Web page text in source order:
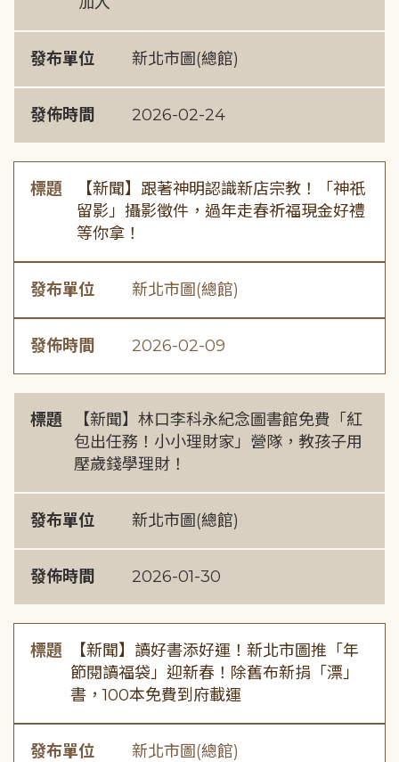
發布單位 新北市圖(總館)
發佈時間 2026-02-24
標題
【新聞】跟著神明認識新店宗教！「神祇
留影」攝影徵件，過年走春祈福現金好禮
等你拿！
發布單位 新北市圖(總館)
發佈時間 2026-02-09
標題
【新聞】林口李科永紀念圖書館免費「紅
包出任務！小小理財家」營隊，教孩子用
壓歲錢學理財！
發布單位 新北市圖(總館)
發佈時間 2026-01-30
標題
【新聞】讀好書添好運！新北市圖推「年
節閱讀福袋」迎新春！除舊布新捐「漂」
書，100本免費到府載運
發布單位 新北市圖(總館)